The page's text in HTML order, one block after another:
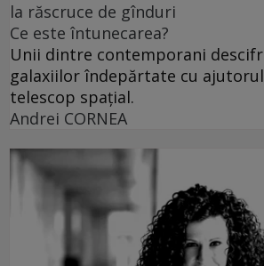
la răscruce de gînduri
Ce este întunecarea?
Unii dintre contemporani
galaxiilor îndepărtate cu
telescop spațial.
Andrei CORNEA